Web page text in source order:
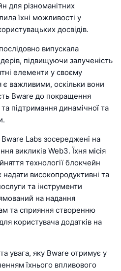
для різноманітних
їхні можливості у
досвідів.
випускала
підвищуючи залученість
елементи у своєму
є важливими, оскільки вони
Bware до покращення
підтримання динамічної та
Bware Labs зосереджені на
викликів Web3. Їхня місія
технології блокчейн
надати високопродуктивні та
та інструменти
на надання
та сприяння створенню
користувача додатків на
увага, яку Bware отримує у
їхнього впливового